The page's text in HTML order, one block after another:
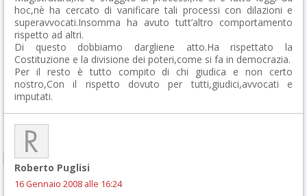
hoc,nè ha cercato di vanificare tali processi con dilazioni e
superavvocati.Insomma ha avuto tutt’altro comportamento
rispetto ad altri.
Di questo dobbiamo dargliene atto.Ha rispettato la
Costituzione e la divisione dei poteri,come si fa in democrazia.
Per il resto è tutto compito di chi giudica e non certo
nostro,Con il rispetto dovuto per tutti,giudici,avvocati e
imputati.
Roberto Puglisi
16 Gennaio 2008 alle 16:24